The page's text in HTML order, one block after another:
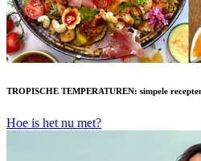
TROPISCHE TEMPERATUREN: simpele
Hoe is het nu met?